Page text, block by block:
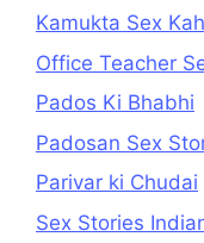
Kamukta Sex
Office Teacher
Pados Ki Bhabhi
Padosan Sex
Parivar ki Chudai
Sex Stories